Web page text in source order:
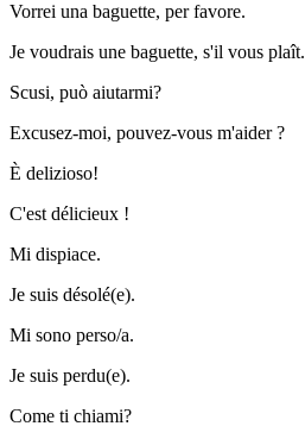
Vorrei una baguette, per favore.
Je voudrais une baguette, s'il vous plaît.
Scusi, può aiutarmi?
Excusez-moi, pouvez-vous m'aider ?
È delizioso!
C'est délicieux !
Mi dispiace.
Je suis désolé(e).
Mi sono perso/a.
Je suis perdu(e).
Come ti chiami?